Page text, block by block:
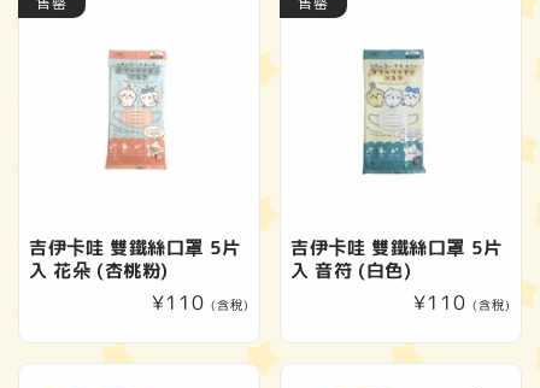
吉伊卡哇 雙鐵絲口罩 5片
入 花朵 (杏桃粉)
定
¥110 (含稅)
吉伊卡哇 雙鐵絲口罩 5片
入 音符 (白色)
定
¥110 (含稅)